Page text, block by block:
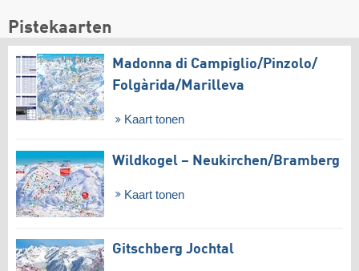
Pistekaarten
Madonna di Campiglio/​Pinzolo/​
Folgàrida/​Marilleva
Kaart tonen
Wildkogel – Neukirchen/​Bramberg
Kaart tonen
Gitschberg Jochtal